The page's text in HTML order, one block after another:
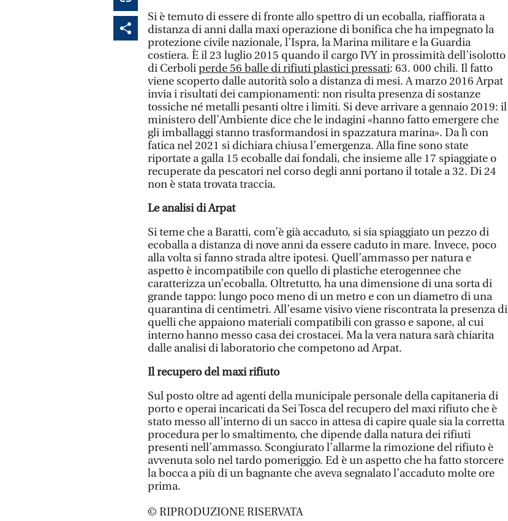
Si è temuto di essere di fronte allo spettro di un ecoballa, riaffiorata a
distanza di anni dalla maxi operazione di bonifica che ha impegnato la
protezione civile nazionale, l’Ispra, la Marina militare e la Guardia
costiera. È il 23 luglio 2015 quando il cargo IVY in prossimità dell’isolotto
di Cerboliperde 56 balle di rifiuti plastici pressati: 63. 000 chili. Il fatto
viene scoperto dalle autorità solo a distanza di mesi. A marzo 2016 Arpat
invia i risultati dei campionamenti: non risulta presenza di sostanze
tossiche né metalli pesanti oltre i limiti. Si deve arrivare a gennaio 2019: il
ministero dell’Ambiente dice che le indagini «hanno fatto emergere che
gli imballaggi stanno trasformandosi in spazzatura marina». Da lì con
fatica nel 2021 si dichiara chiusa l’emergenza. Alla fine sono state
riportate a galla 15 ecoballe dai fondali, che insieme alle 17 spiaggiate o
recuperate da pescatori nel corso degli anni portano il totale a 32. Di 24
non è stata trovata traccia.
Le analisi di Arpat
Si teme che a Baratti, com’è già accaduto, si sia spiaggiato un pezzo di
ecoballa a distanza di nove anni da essere caduto in mare. Invece, poco
alla volta si fanno strada altre ipotesi. Quell’ammasso per natura e
aspetto è incompatibile con quello di plastiche eterogennee che
caratterizza un’ecoballa. Oltretutto, ha una dimensione di una sorta di
grande tappo: lungo poco meno di un metro e con un diametro di una
quarantina di centimetri. All’esame visivo viene riscontrata la presenza di
quelli che appaiono materiali compatibili con grasso e sapone, al cui
interno hanno messo casa dei crostacei. Ma la vera natura sarà chiarita
dalle analisi di laboratorio che competono ad Arpat.
Il recupero del maxi rifiuto
Sul posto oltre ad agenti della municipale personale della capitaneria di
porto e operai incaricati da Sei Tosca del recupero del maxi rifiuto che è
stato messo all’interno di un sacco in attesa di capire quale sia la corretta
procedura per lo smaltimento, che dipende dalla natura dei rifiuti
presenti nell’ammasso. Scongiurato l’allarme la rimozione del rifiuto è
avvenuta solo nel tardo pomeriggio. Ed è un aspetto che ha fatto storcere
la bocca a più di un bagnante che aveva segnalato l’accaduto molte ore
prima.
© RIPRODUZIONE RISERVATA